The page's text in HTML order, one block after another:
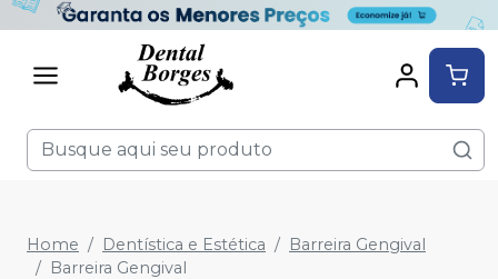
Home Dentística e Estética
Barreira Gengival
Barreira Gengival